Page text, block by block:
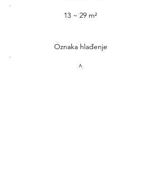
13 ~ 29 m²
Oznaka hlađenje
A